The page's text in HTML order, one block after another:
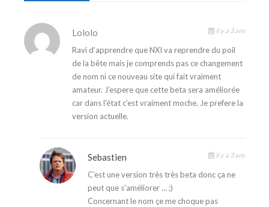
Lololo il y a 3 ans
Ravi d’apprendre que NXI va reprendre du poil
de la bête mais je comprends pas ce changement
de nom ni ce nouveau site qui fait vraiment
amateur. J’espere que cette beta sera améliorée
car dans l’état c’est vraiment moche. Je prefere la
version actuelle.
Sebastien il y a 3 ans
C’est une version très très beta donc ça ne
peut que s’améliorer … ;)
Concernant le nom çe me choque pas